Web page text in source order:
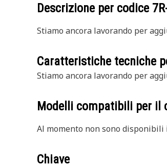
Descrizione per codice
Stiamo ancora lavorando per
Caratteristiche tecniche
Stiamo ancora lavorando per
Modelli compatibili per il
Al momento non sono
Chiave